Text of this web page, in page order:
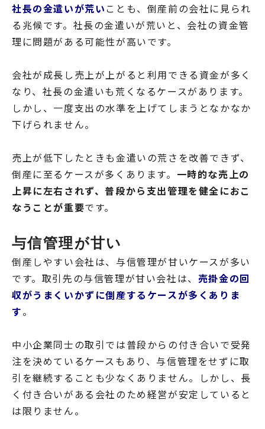
社長の金遣いが荒い ことも、倒産前の会社に見られ
る兆候です。社長の金遣いが荒いと、会社の資金管
理に問題がある可能性が高いです。
会社が成長し売上が上がると利用できる資金が多く
なり、社長の金遣いも荒くなるケースがあります。
しかし、一度支出の水準を上げてしまうとなかなか
下げられません。
売上が低下したときも金遣いの荒さを改善できず、
倒産に至るケースが多くあります。 一時的な売上の
上昇に左右されず、普段から支出管理を健全におこ
なうことが重要です。
与信管理が甘い
倒産しやすい会社は、与信管理が甘いケースが多い
です。取引先の与信管理が甘い会社は、 売掛金の回
収がうまくいかずに倒産するケースが多くありま
す。
中小企業同士の取引では普段からの付き合いで受発
注を決めているケースもあり、与信管理をせずに取
引を継続することも少なくありません。しかし、長
く付き合いがある会社のため経営が安定していると
は限りません。